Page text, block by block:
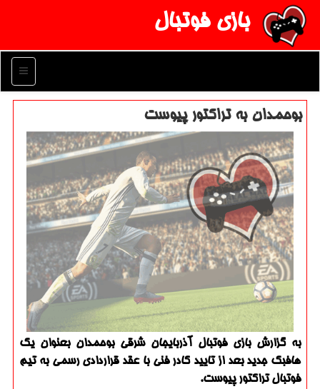
بازی فوتبال
منو
بوحمدان به تراكتور پیوست
به گزارش بازی فوتبال آذربایجان شرقی بوحمدان بعنوان یك
هافبك جدید بعد از تایید كادر فنی با عقد قراردادی رسمی به تیم
فوتبال تراكتور پیوست.